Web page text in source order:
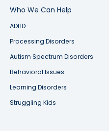
Who We Can Help
ADHD
Processing Disorders
Autism Spectrum Disorders
Behavioral Issues
Learning Disorders
Struggling Kids